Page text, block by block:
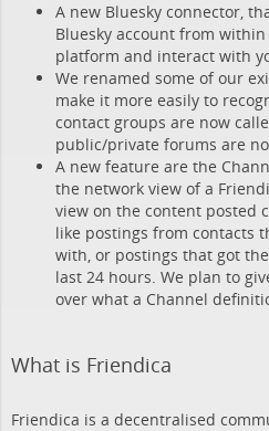
A new Bluesky connector,
Bluesky account from
platform and interact with
We renamed some of our
make it more easily to
contact groups are now
public/private forums are
A new feature are the
the network view of a
view on the content posted
like postings from contacts
with, or postings that got
last 24 hours. We plan to
over what a Channel
What is Friendica
Friendica is a decentralised